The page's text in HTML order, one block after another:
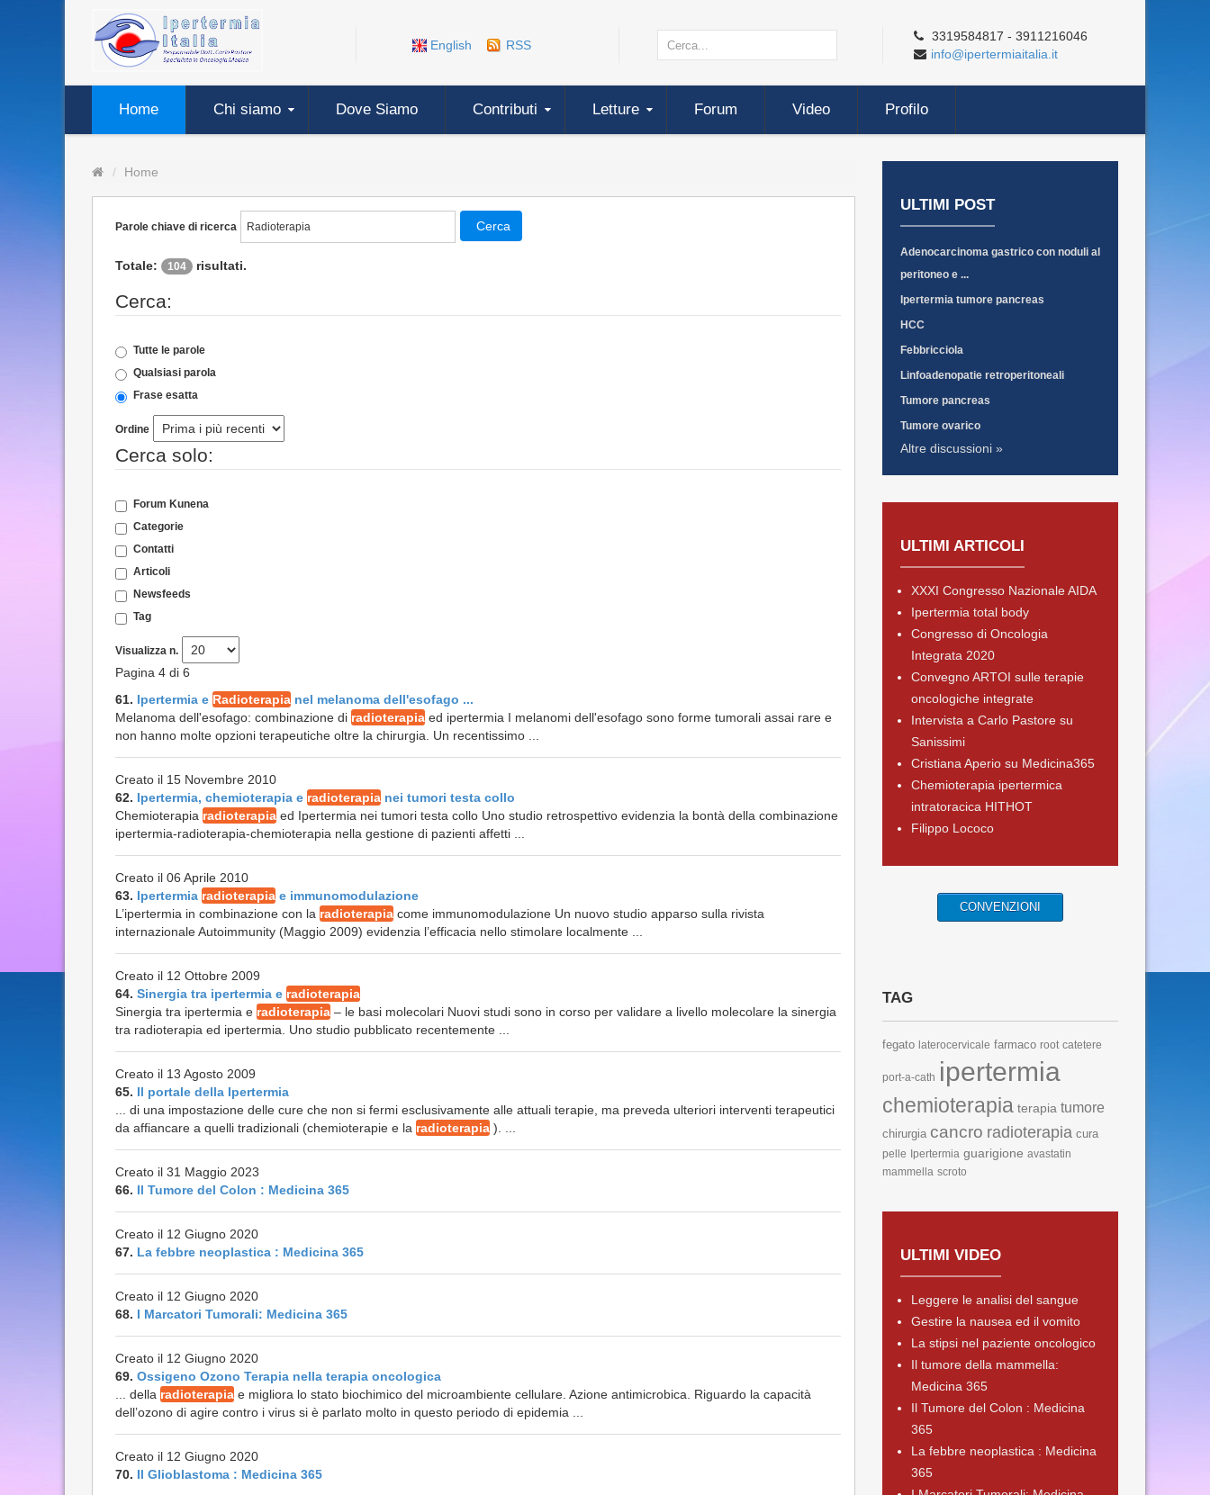
English RSS
3319584817 - 3911216046
info@ipertermiaitalia.it
Home Chi siamo Dove Siamo Contributi Letture Forum Video Profilo
Home
Parole chiave di ricerca Cerca
Totale: 104 risultati.
Cerca:
Tutte le parole
Qualsiasi parola
Frase esatta
Ordine
Cerca solo:
Forum Kunena
Categorie
Contatti
Articoli
Newsfeeds
Tag
Visualizza n.
Pagina 4 di 6
61. Ipertermia e Radioterapia nel melanoma dell'esofago ...
Melanoma dell'esofago: combinazione di radioterapia ed ipertermia I melanomi dell'esofago sono forme tumorali assai rare e
non hanno molte opzioni terapeutiche oltre la chirurgia. Un recentissimo ...
Creato il 15 Novembre 2010
62. Ipertermia, chemioterapia e radioterapia nei tumori testa collo
Chemioterapia radioterapia ed Ipertermia nei tumori testa collo Uno studio retrospettivo evidenzia la bontà della combinazione
ipertermia-radioterapia-chemioterapia nella gestione di pazienti affetti ...
Creato il 06 Aprile 2010
63. Ipertermia radioterapia e immunomodulazione
L’ipertermia in combinazione con la radioterapia come immunomodulazione Un nuovo studio apparso sulla rivista
internazionale Autoimmunity (Maggio 2009) evidenzia l’efficacia nello stimolare localmente ...
Creato il 12 Ottobre 2009
64. Sinergia tra ipertermia e radioterapia
Sinergia tra ipertermia e radioterapia – le basi molecolari Nuovi studi sono in corso per validare a livello molecolare la sinergia
tra radioterapia ed ipertermia. Uno studio pubblicato recentemente ...
Creato il 13 Agosto 2009
65. Il portale della Ipertermia
... di una impostazione delle cure che non si fermi esclusivamente alle attuali terapie, ma preveda ulteriori interventi terapeutici
da affiancare a quelli tradizionali (chemioterapie e la radioterapia ). ...
Creato il 31 Maggio 2023
66. Il Tumore del Colon : Medicina 365
Creato il 12 Giugno 2020
67. La febbre neoplastica : Medicina 365
Creato il 12 Giugno 2020
68. I Marcatori Tumorali: Medicina 365
Creato il 12 Giugno 2020
69. Ossigeno Ozono Terapia nella terapia oncologica
... della radioterapia e migliora lo stato biochimico del microambiente cellulare. Azione antimicrobica. Riguardo la capacità
dell’ozono di agire contro i virus si è parlato molto in questo periodo di epidemia ...
Creato il 12 Giugno 2020
70. Il Glioblastoma : Medicina 365
ULTIMI POST
Adenocarcinoma gastrico con noduli al
peritoneo e ...
Ipertermia tumore pancreas
HCC
Febbricciola
Linfoadenopatie retroperitoneali
Tumore pancreas
Tumore ovarico
Altre discussioni »
ULTIMI ARTICOLI
XXXI Congresso Nazionale AIDA
Ipertermia total body
Congresso di Oncologia
Integrata 2020
Convegno ARTOI sulle terapie
oncologiche integrate
Intervista a Carlo Pastore su
Sanissimi
Cristiana Aperio su Medicina365
Chemioterapia ipertermica
intratoracica HITHOT
Filippo Lococo
CONVENZIONI
TAG
fegato laterocervicale farmaco root catetere
port-a-cath ipertermia
chemioterapia terapia tumore
chirurgia cancro radioterapia cura
pelle Ipertermia guarigione avastatin
mammella scroto
ULTIMI VIDEO
Leggere le analisi del sangue
Gestire la nausea ed il vomito
La stipsi nel paziente oncologico
Il tumore della mammella:
Medicina 365
Il Tumore del Colon : Medicina
365
La febbre neoplastica : Medicina
365